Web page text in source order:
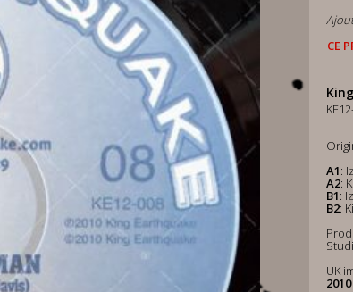
CE
A1:
A2:
B1:
B2:
UK
2010